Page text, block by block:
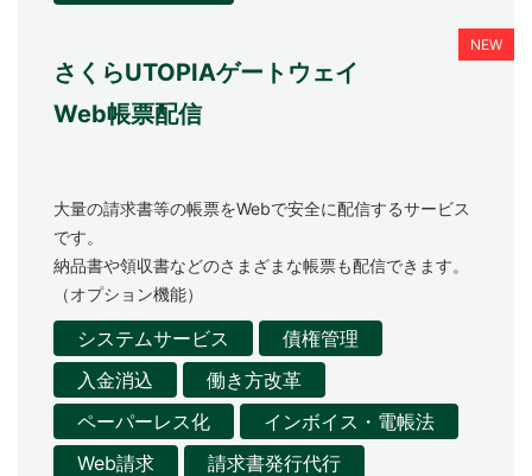
さくらUTOPIAゲートウェイ
Web帳票配信
大量の請求書等の帳票をWebで安全に配信するサービス
です。
納品書や領収書などのさまざまな帳票も配信できます。
（オプション機能）
システムサービス
債権管理
入金消込
働き方改革
ペーパーレス化
インボイス・電帳法
Web請求
請求書発行代行